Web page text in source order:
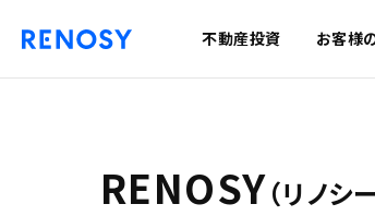
不動産投資 お客様
RENOSY（リノシ